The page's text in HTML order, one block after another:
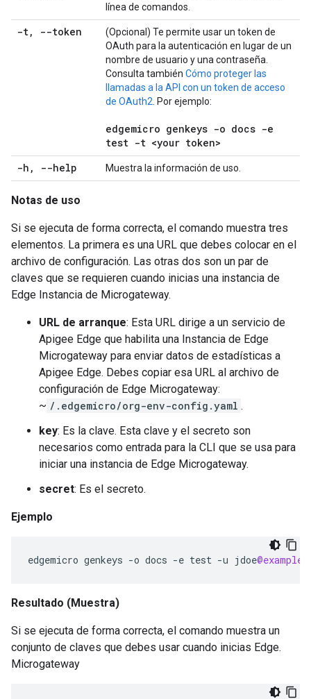
línea de comandos.
-t, --token
(Opcional) Te permite usar un token de
OAuth para la autenticación en lugar de un
nombre de usuario y una contraseña.
Consulta también Cómo proteger las
llamadas a la API con un token de acceso
de OAuth2 . Por ejemplo:
edgemicro genkeys -o docs -e
test -t <your token>
-h , --help Muestra la información de uso.
Notas de uso
Si se ejecuta de forma correcta, el comando muestra tres
elementos. La primera es una URL que debes colocar en el
archivo de configuración. Las otras dos son un par de
claves que se requieren cuando inicias una instancia de
Edge Instancia de Microgateway.
URL de arranque: Esta URL dirige a un servicio de
Apigee Edge que habilita una Instancia de Edge
Microgateway para enviar datos de estadísticas a
Apigee Edge. Debes copiar esa URL al archivo de
configuración de Edge Microgateway:
~ /.edgemicro/org-env-config.yaml .
key: Es la clave. Esta clave y el secreto son
necesarios como entrada para la CLI que se usa para
iniciar una instancia de Edge Microgateway.
secret: Es el secreto.
Ejemplo
edgemicro genkeys -o docs -e test -u jdoe@example
Resultado (Muestra)
Si se ejecuta de forma correcta, el comando muestra un
conjunto de claves que debes usar cuando inicias Edge.
Microgateway